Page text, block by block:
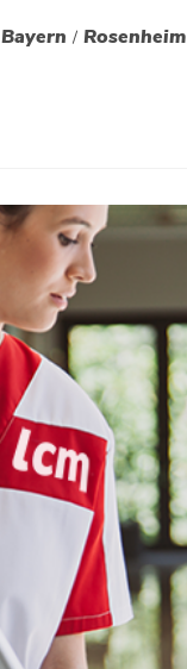
Bayern / Rosenheim